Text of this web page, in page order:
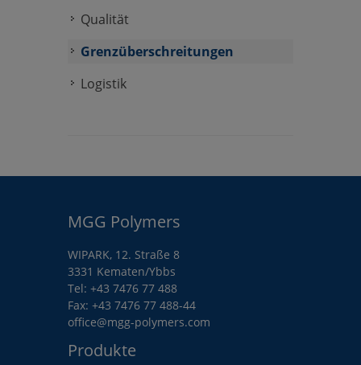
Qualität
Grenzüberschreitungen
Logistik
MGG Polymers
WIPARK, 12. Straße 8
3331 Kematen/Ybbs
Tel: +43 7476 77 488
Fax: +43 7476 77 488-44
office@mgg-polymers.com
Produkte